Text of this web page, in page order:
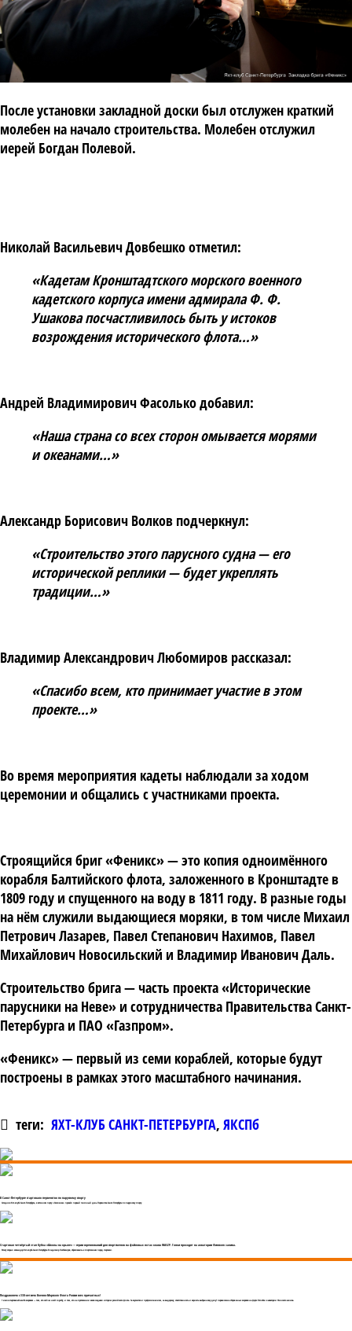
После установки закладной доски был отслужен краткий
молебен на начало строительства. Молебен отслужил
иерей Богдан Полевой.
Николай Васильевич Довбешкоотметил:
«Кадетам Кронштадтского морского военного
кадетского корпуса имени адмирала Ф. Ф.
Ушакова посчастливилось быть у истоков
возрождения исторического флота…»
Андрей Владимирович Фасолькодобавил:
«Наша страна со всех сторон омывается морями
и океанами…»
Александр Борисович Волков подчеркнул:
«Строительство этого парусного судна — его
исторической реплики — будет укреплять
традиции…»
Владимир Александрович Любомиров рассказал:
«Спасибо всем, кто принимает участие в этом
проекте…»
Во время мероприятия кадеты наблюдали за ходом
церемонии и общались с участниками проекта.
Строящийся бриг «Феникс» — это копия одноимённого
корабля Балтийского флота, заложенного в Кронштадте в
1809 году и спущенного на воду в 1811 году. В разные годы
на нём служили выдающиеся моряки, в том числе Михаил
Петрович Лазарев, Павел Степанович Нахимов, Павел
Михайлович Новосильский и Владимир Иванович Даль.
Строительство брига — часть проекта «Исторические
парусники на Неве» и сотрудничества Правительства Санкт-
Петербурга и ПАО «Газпром».
«Феникс» — первый из семи кораблей, которые будут
построены в рамках этого масштабного начинания.
теги: ЯХТ-КЛУБ САНКТ-ПЕТЕРБУРГА, ЯКСПб
В Санкт-Петербурге стартовало первенство по парусному спорту
Сегодня в Яхт-клубе Санкт-Петербурга, в яхтенном порту «Смоленка» прошёл первый гоночный день Первенства Санкт-Петербурга по парусному спорту.
Стартовал четвёртый этап Кубка «Школы на крыле» — серии соревнований для спортсменов на фойловых яхтах класса WASZP. Гонки проходят на акватории Финского залива.
Регату открыл командор Яхт-клуба Санкт-Петербурга Владимир Любомиров, обратившись к спортсменам перед стартами.
Поздравляем с 330-летием Военно-Морского Флота России всех причастных!
1 июля стартовалаСпасибо морякам — тем, кто сейчас несёт службу, и тем, кто на протяжении веков создавал историю российского флота. За мужество и профессионализм, за выдержку, ответственность и верность выбранному делу! первая смена сборов юных моряков на форте Тотлебен в акватории Финского залива.